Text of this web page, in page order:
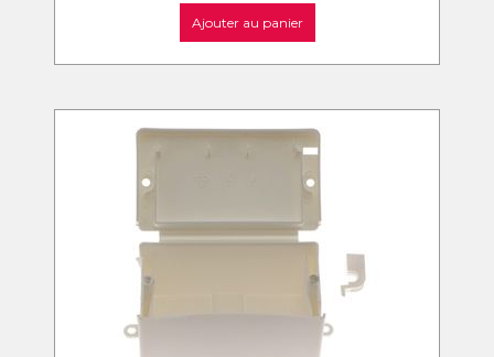
Ajouter au panier